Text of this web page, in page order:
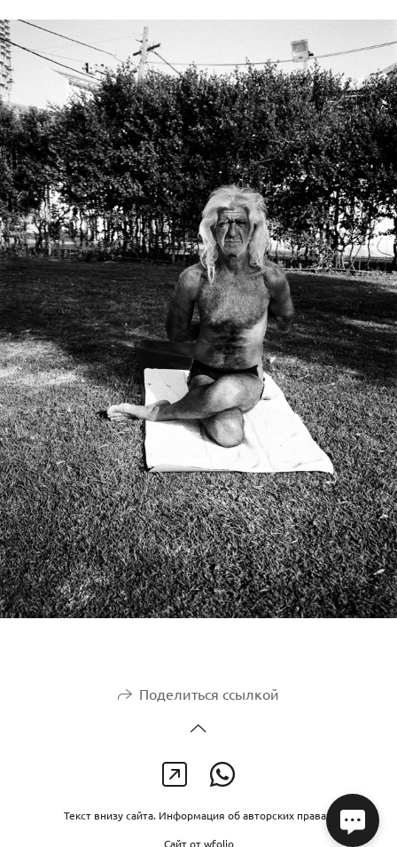
Поделиться ссылкой
Текст внизу сайта. Информация об авторских правах.
Сайт отwfolio